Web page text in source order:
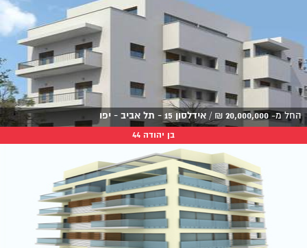
החל מ- 20,000,000
₪
/ אידלסון 15 - תל אביב - יפו
בן יהודה 44